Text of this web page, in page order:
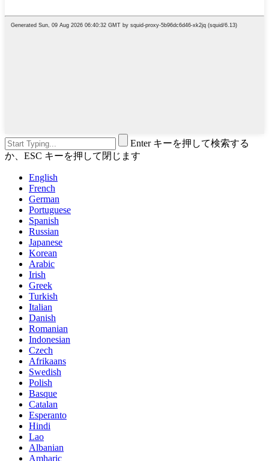
Enter キーを押して検索する
か、ESC キーを押して閉じます
English
French
German
Portuguese
Spanish
Russian
Japanese
Korean
Arabic
Irish
Greek
Turkish
Italian
Danish
Romanian
Indonesian
Czech
Afrikaans
Swedish
Polish
Basque
Catalan
Esperanto
Hindi
Lao
Albanian
Amharic